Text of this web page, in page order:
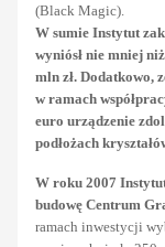
(Black Magic).
W sumie Instytut
wyniósł nie mniej
mln zł. Dodatkowo,
w ramach
euro urządzenie
podłożach
W roku 2007
budowę Centrum
ramach inwestycji